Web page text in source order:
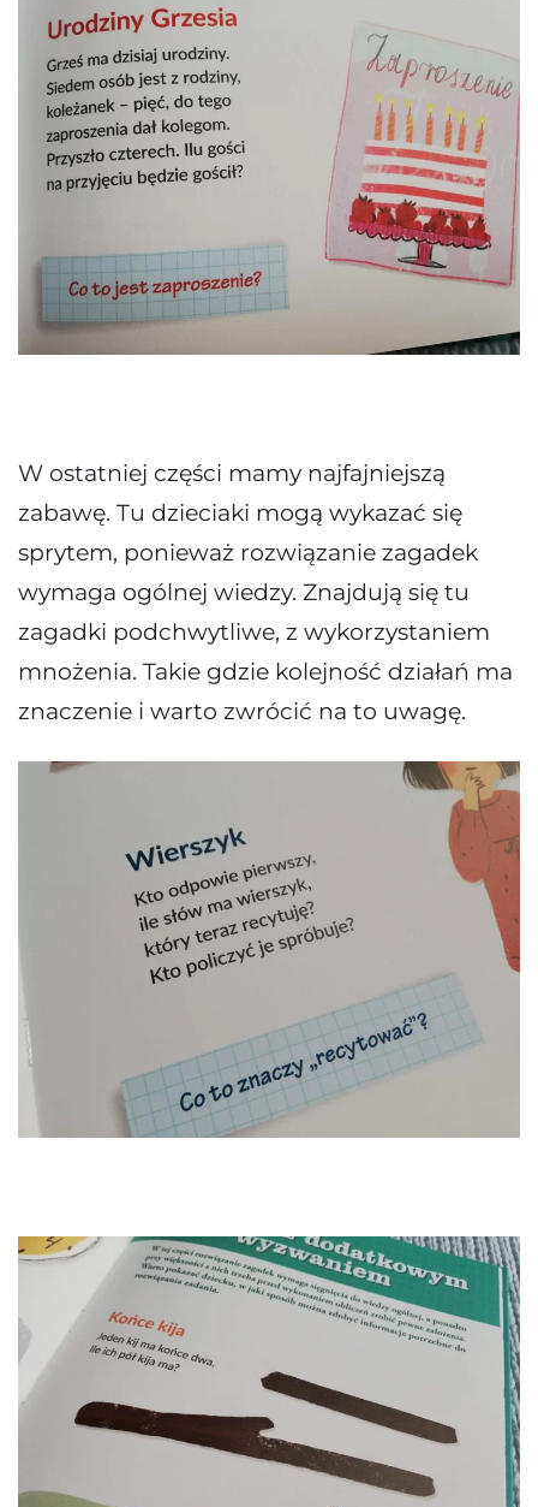
W ostatniej części mamy najfajniejszą
zabawę. Tu dzieciaki mogą wykazać się
sprytem, ponieważ rozwiązanie zagadek
wymaga ogólnej wiedzy. Znajdują się tu
zagadki podchwytliwe, z wykorzystaniem
mnożenia. Takie gdzie kolejność działań ma
znaczenie i warto zwrócić na to uwagę.